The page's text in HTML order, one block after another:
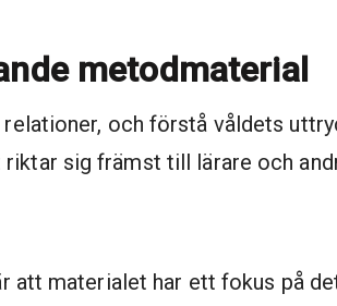
metodmaterial
och förstå våldets
sig främst till lärare och
att materialet har ett fokus på